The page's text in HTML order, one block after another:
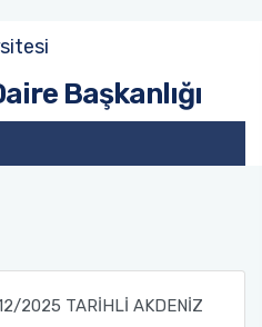
Başkanlığı
2025 TARİHLİ AKDENİZ
Kayıt Şube